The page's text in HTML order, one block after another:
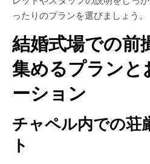
ったりのプランを選びましょう。
結婚式場での前
集めるプランと
ーション
チャペル内での荘
ト